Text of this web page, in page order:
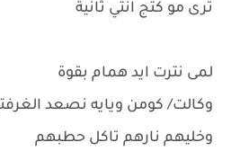
ترى مو كتج انتي ثانية
لمى نترت ايد همام بقوة
وكالت/ كومن ويايه نصعد
وخليهم نارهم تاكل حطبهم